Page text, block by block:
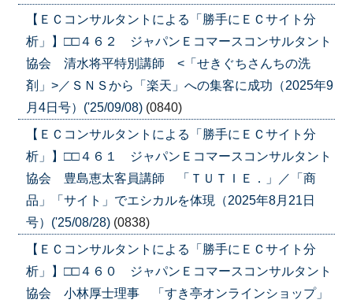
【ＥＣコンサルタントによる「勝手にＥＣサイト分
析」】□□４６２ ジャパンＥコマースコンサルタント
協会 清水将平特別講師 <「せきぐちさんちの洗
剤」>／ＳＮＳから「楽天」への集客に成功（2025年9
月4日号）('25/09/08) (0840)
【ＥＣコンサルタントによる「勝手にＥＣサイト分
析」】□□４６１ ジャパンＥコマースコンサルタント
協会 豊島恵太客員講師 「ＴＵＴＩＥ．」／「商
品」「サイト」でエシカルを体現（2025年8月21日
号）('25/08/28) (0838)
【ＥＣコンサルタントによる「勝手にＥＣサイト分
析」】□□４６０ ジャパンＥコマースコンサルタント
協会 小林厚士理事 「すき亭オンラインショップ」